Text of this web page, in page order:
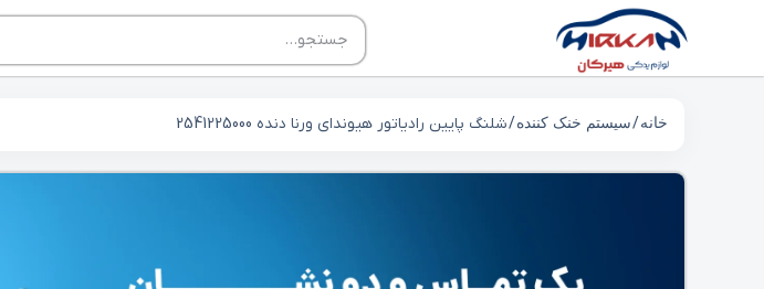
خانه/سیستم خنک کننده/ شلنگ پایین رادیاتور هیوندای ورنا دنده 2541225000